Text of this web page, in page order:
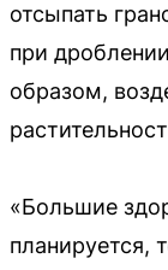
отсыпать
при
образом,
«Большие
планируется,